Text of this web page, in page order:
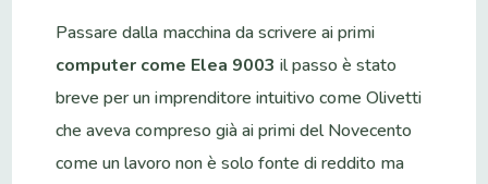
Passare dalla macchina da scrivere ai primi
computer come Elea 9003 il passo è stato
breve per un imprenditore intuitivo come Olivetti
che aveva compreso già ai primi del Novecento
come un lavoro non è solo fonte di reddito ma